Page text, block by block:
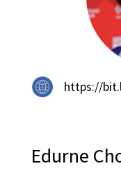
https://
Edurne